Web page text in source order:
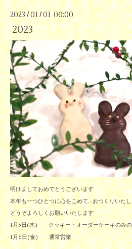
2023/01 /01 00:00
2023
明けましておめでとうございます
本年も一つひとつに心をこめて…おつくりいた
どうぞよろしくお願いいたします
1月5日(木) クッキー・オーダーケーキのみ
1月6日(金) 通常営業